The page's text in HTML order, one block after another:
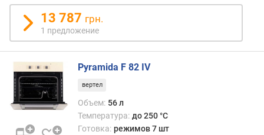
а
в
л
е
и
я
п
к
13 787 грн.
1 предложение
Pyramida F 82 IV
вертел
Объем: 56 л
Температура: до 250 °C
Готовка: режимов 7 шт